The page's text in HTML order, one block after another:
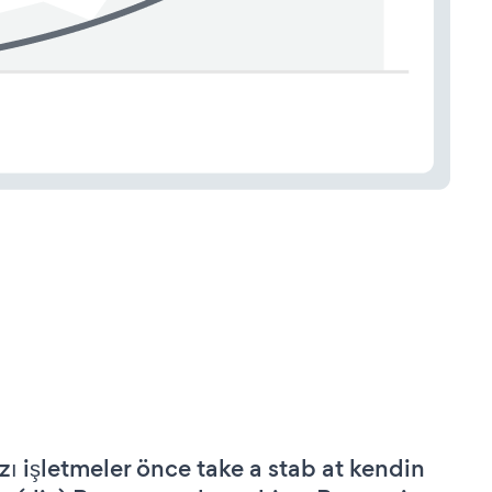
işletmeler önce take a stab at kendin